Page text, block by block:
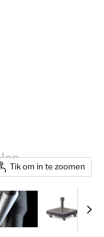
Tik om in te zoomen